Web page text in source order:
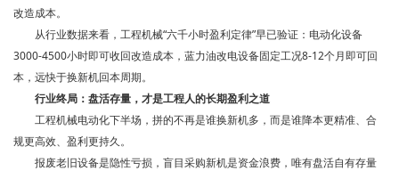
改造成本。
从行业数据来看，工程机械“六千小时盈利定律”早已验证：电动化设备
3000-4500小时即可收回改造成本，蓝力油改电设备固定工况8-12个月即可回
本，远快于换新机回本周期。
行业终局：盘活存量， 才是工程人的长期盈利之道
工程机械电动化下半场，拼的不再是谁换新机多，而是谁降本更精准、合
规更高效、盈利更持久。
报废老旧设备是隐性亏损，盲目采购新机是资金浪费，唯有盘活自有存量